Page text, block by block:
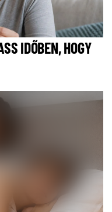
IDŐBEN, HOGY